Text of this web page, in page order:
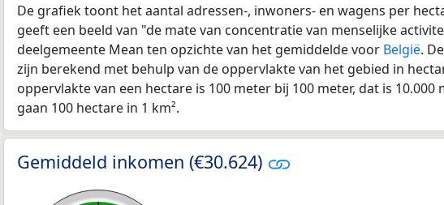
De grafiek toont het aantal adressen-, inwoners- en wagens per
geeft een beeld van "de mate van concentratie van menselijke
deelgemeente Mean ten opzichte van het gemiddelde voor België.
zijn berekend met behulp van de oppervlakte van het gebied in
oppervlakte van een hectare is 100 meter bij 100 meter, dat is 10.000
gaan 100 hectare in 1 km².
Gemiddeld inkomen (€30.624)